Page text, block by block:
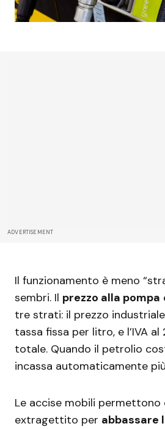
ADVERTISEMENT
Il funzionamento è meno
sembri. Il prezzo alla pompa
tre strati: il prezzo
tassa fissa per litro, e l’IVA
totale. Quando il petrolio
incassa automaticamente
Le accise mobili permettono
extragettito per abbassare